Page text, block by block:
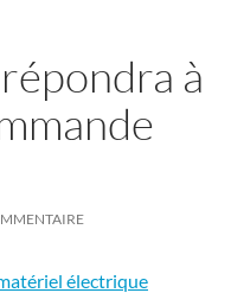
à
électrique